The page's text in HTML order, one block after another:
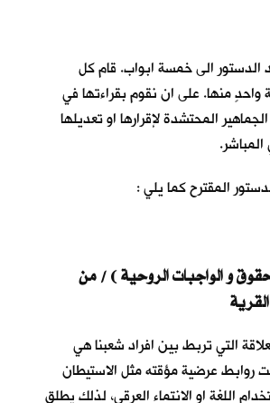
الدستور الى خمسة ابواب. قام كل
منها. على ان نقوم بقراءتها في
المحتشدة لإقرارها او تعديلها
المقترح كما يلي :
و الواجبات الروحية ) / من
التي تربط بين افراد شعبنا هي
روابط عرضية مؤقته مثل الاستيطان
اللغة او الانتماء العرقي، لذلك يطلق